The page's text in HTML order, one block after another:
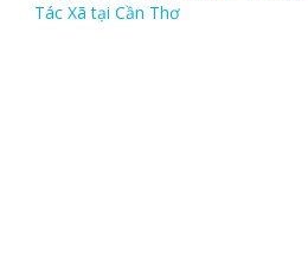
Tác Xã tại Cần Thơ